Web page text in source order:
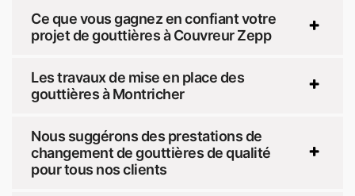
Ce que vous gagnez en confiant votre
projet de gouttières à Couvreur Zepp
Les travaux de mise en place des
gouttières à Montricher
Nous suggérons des prestations de
changement de gouttières de qualité
pour tous nos clients